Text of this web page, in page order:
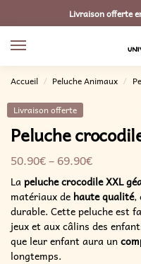
Livraison offerte
Accueil / Peluche Animaux /
Livraison offerte
Peluche
50.90€–69.90€
La peluche crocodile XXL
matériaux de haute qualité,
durable. Cette peluche est
jeux et aux câlins des
que leur enfant aura un
longtemps.